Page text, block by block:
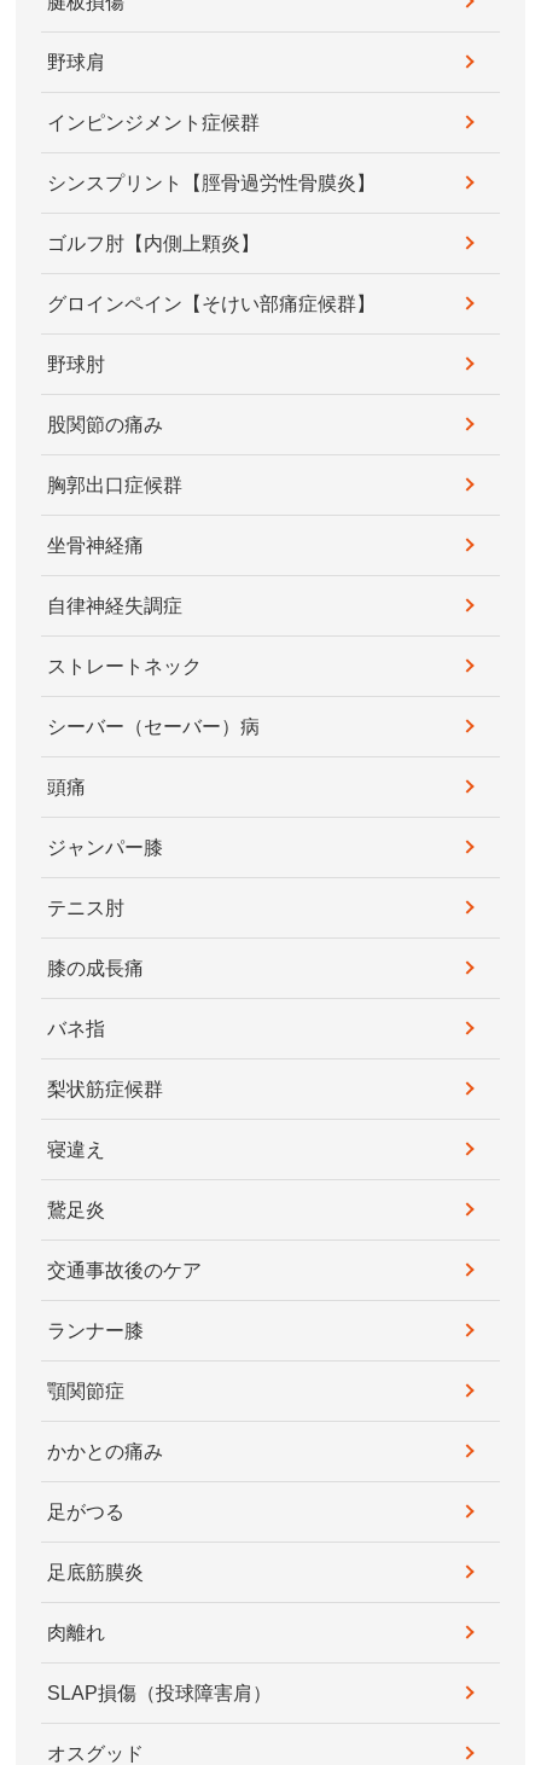
野球肩
インピンジメント症候群
シンスプリント【脛骨過労性骨膜炎】
ゴルフ肘【内側上顆炎】
グロインペイン【そけい部痛症候群】
野球肘
股関節の痛み
胸郭出口症候群
坐骨神経痛
自律神経失調症
ストレートネック
シーバー（セーバー）病
頭痛
ジャンパー膝
テニス肘
膝の成長痛
バネ指
梨状筋症候群
寝違え
鵞足炎
交通事故後のケア
ランナー膝
顎関節症
かかとの痛み
足がつる
足底筋膜炎
肉離れ
SLAP損傷（投球障害肩）
オスグッド